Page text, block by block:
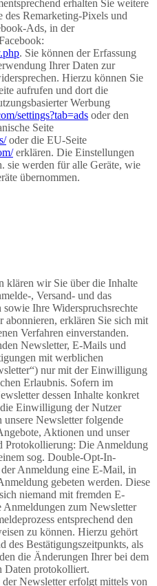
erhalten Sie weitere
Remarketing-Pixels und
Ads, in der
. Sie können der Erfassung
Ihrer Daten zur
Hierzu können Sie
aufrufen und dort die
Werbung
settings?tab=ads oder den
Seite
oder die EU-Seite
erklären. Die Einstellungen
sie werden für alle Geräte, wie
übernommen.
klären wir Sie über die Inhalte
, Versand- und das
Ihre Widerspruchsrechte
abonnieren, erklären Sie sich mit
Verfahren einverstanden.
Newsletter, E-Mails und
mit werblichen
nur mit der Einwilligung
Erlaubnis. Sofern im
dessen Inhalte konkret
Einwilligung der Nutzer
Newsletter folgende
Aktionen und unser
Protokollierung: Die Anmeldung
sog. Double-Opt-In-
Anmeldung eine E-Mail, in
gebeten werden. Diese
niemand mit fremden E-
Anmeldungen zum Newsletter
entsprechend den
zu können. Hierzu gehört
des Bestätigungszeitpunkts, als
die Änderungen Ihrer bei dem
Daten protokolliert.
Newsletter erfolgt mittels von